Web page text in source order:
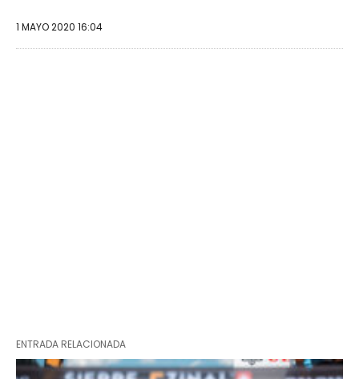
1 MAYO 2020 16:04
ENTRADA RELACIONADA